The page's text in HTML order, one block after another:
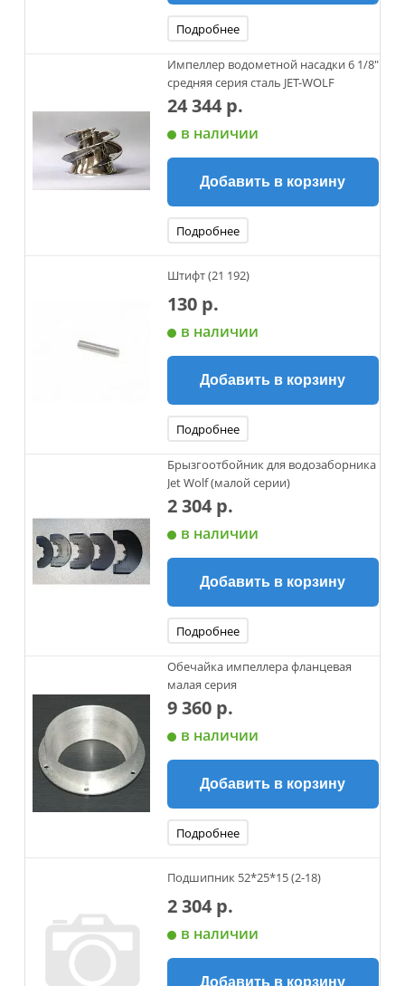
Подробнее
Импеллер водометной насадки 6 1/8"
средняя серия сталь JET-WOLF
24 344 р.
в наличии
Добавить в корзину
Подробнее
Штифт (21 192)
130 р.
в наличии
Добавить в корзину
Подробнее
Брызгоотбойник для водозаборника
Jet Wolf (малой серии)
2 304 р.
в наличии
Добавить в корзину
Подробнее
Обечайка импеллера фланцевая
малая серия
9 360 р.
в наличии
Добавить в корзину
Подробнее
Подшипник 52*25*15 (2-18)
2 304 р.
в наличии
Добавить в корзину